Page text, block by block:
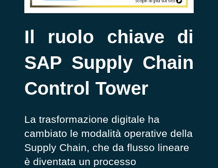
Il ruolo chiave di
SAP Supply Chain
Control Tower
La trasformazione digitale ha
cambiato le modalità operative della
Supply Chain, che da flusso lineare
è diventata un processo